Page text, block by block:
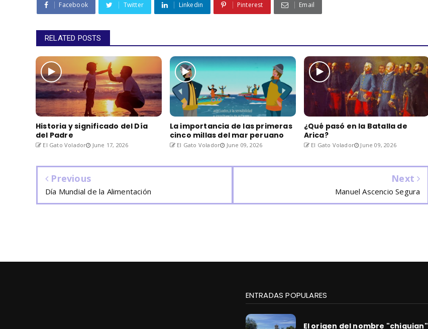
Facebook Twitter Linkedin Pinterest Email
RELATED POSTS
Historia y significado del Día
del Padre
El Gato Volador June 17, 2026
La importancia de las primeras
cinco millas del mar peruano
El Gato Volador June 09, 2026
¿Qué pasó en la Batalla de
Arica?
El Gato Volador June 09, 2026
Previous
Día Mundial de la Alimentación
Next
Manuel Ascencio Segura
ENTRADAS POPULARES
El origen del nombre "chiquian"